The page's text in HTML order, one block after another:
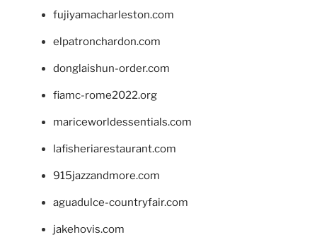
fujiyamacharleston.com
elpatronchardon.com
donglaishun-order.com
fiamc-rome2022.org
mariceworldessentials.com
lafisheriarestaurant.com
915jazzandmore.com
aguadulce-countryfair.com
jakehovis.com